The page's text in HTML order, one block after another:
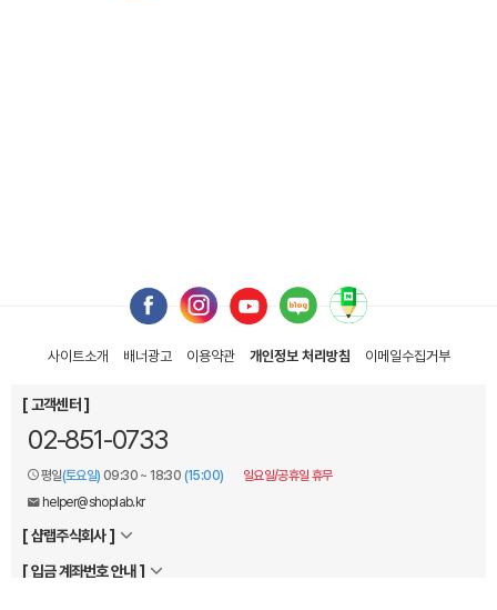
사이트소개 배너광고 이용약관 개인정보 처리방침 이메일수집거부
[ 샵랩주식회사 ]
[ 고객센터 ]
02-851-0733
평일(토요일) 09:30 ~ 18:30 (15:00)
일요일/공휴일 휴무
helper@shoplab.kr
[ 입금 계좌번호 안내 ]